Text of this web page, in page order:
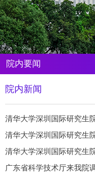
院内要闻
院内新闻